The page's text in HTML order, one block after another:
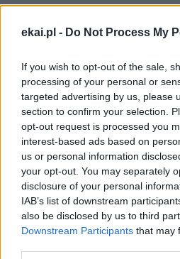
ekai.pl - Do Not Process My
If you wish to opt-out of the sale,
processing of your personal or
targeted advertising by us, please
section to confirm your selection.
opt-out request is processed you
interest-based ads based on
us or personal information
your opt-out. You may separately
disclosure of your personal
IAB’s list of downstream
also be disclosed by us to third
Downstream Participants that may
06 sierpnia 2026 | 18:32
Kard. Parolin w Meksyku:
drogą do pokoju
06 sierpnia 2026 | 18:28
Fundacja Małych Stópek tworzy sieć
Popularne